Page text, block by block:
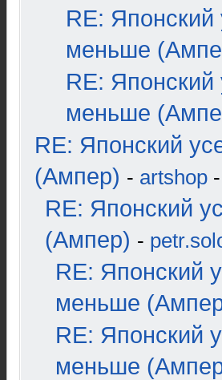
RE: Японский
меньше
RE: Японский
меньше
RE: Японский
(Ампер) - artshop
RE: Японский
(Ампер) -
RE: Японский
меньше
RE: Японский
меньше